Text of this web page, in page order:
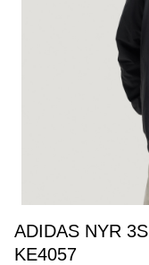
ADIDAS NYR
KE4057